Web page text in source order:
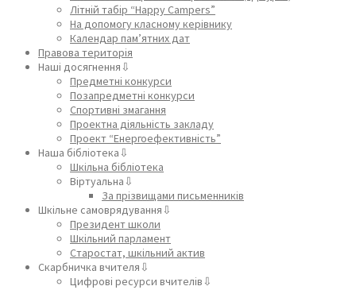
Літній табір “Happy Campers”
На допомогу класному керівнику
Календар пам’ятних дат
Правова територія
Наші досягнення⇩
Предметні конкурси
Позапредметні конкурси
Спортивні змагання
Проектна діяльність закладу
Проект “Енергоефективність”
Наша бібліотека⇩
Шкільна бібліотека
Віртуальна⇩
За прізвищами письменників
Шкільне самоврядування⇩
Президент школи
Шкільний парламент
Старостат, шкільний актив
Скарбничка вчителя⇩
Цифрові ресурси вчителів⇩